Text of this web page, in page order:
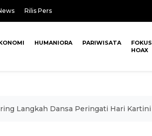
Rilis Pers
HUMANIORA PARIWISATA
FOKUS
HOAX
Langkah Dansa Peringati Hari Kartini